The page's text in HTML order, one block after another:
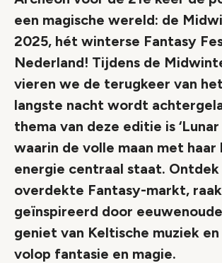
een magische wereld: de
2025, hét winterse Fantasy
Nederland! Tijdens de
vieren we de terugkeer van
langste nacht wordt
thema van deze editie is ‘Lunar
waarin de volle maan met haar
energie centraal staat. Ontdek
overdekte Fantasy-markt, raak
geïnspireerd door
geniet van Keltische muziek
volop fantasie en magie.